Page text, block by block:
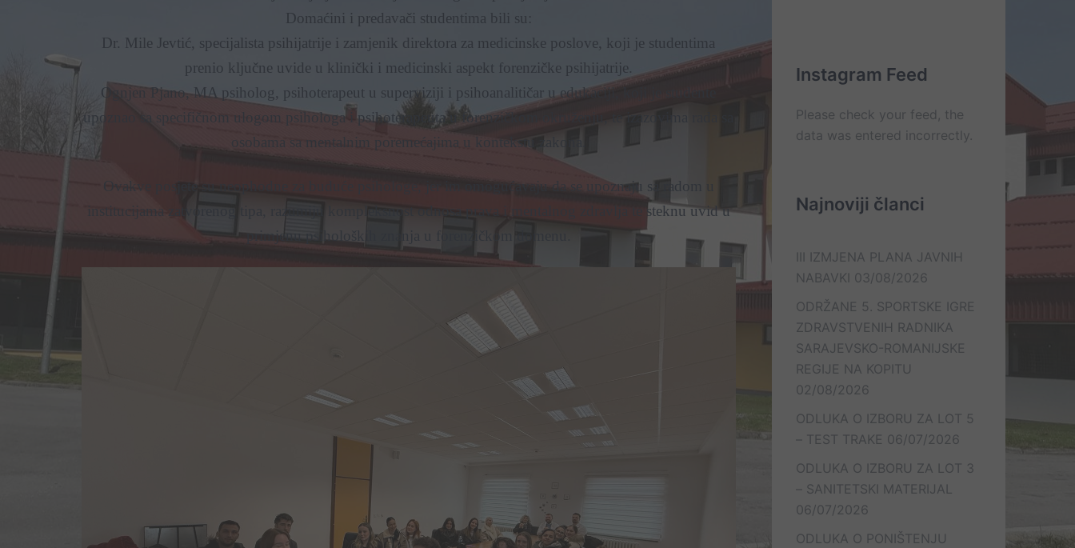
​Domaćini i predavači studentima bili su:
​Dr. Mile Jevtić, specijalista psihijatrije i zamjenik direktora za medicinske poslove, koji je studentima
prenio ključne uvide u klinički i medicinski aspekt forenzičke psihijatrije.
​Ognjen Pjano, MA psiholog, psihoterapeut u superviziji i psihoanalitičar u edukaciji, koji je studente
upoznao sa specifičnom ulogom psihologa i psihoterapeuta u forenzičkom okruženju, te izazovima rada sa
osobama sa mentalnim poremećajima u kontekstu zakona.
​Ovakve posjete su neophodne za buduće psihologe, jer im omogućavaju da se upoznaju sa radom u
institucijama zatvorenog tipa, razumiju kompleksnost odnosa prava i mentalnog zdravlja te steknu uvid u
primjenu psiholoških znanja u forenzičkom domenu.
Instagram Feed
Please check your feed, the
data was entered incorrectly.
Najnoviji članci
III IZMJENA PLANA JAVNIH
NABAVKI 03/08/2026
ODRŽANE 5. SPORTSKE IGRE
ZDRAVSTVENIH RADNIKA
SARAJEVSKO-ROMANIJSKE
REGIJE NA KOPITU
02/08/2026
ODLUKA O IZBORU ZA LOT 5
– TEST TRAKE 06/07/2026
ODLUKA O IZBORU ZA LOT 3
– SANITETSKI MATERIJAL
06/07/2026
ODLUKA O PONIŠTENJU